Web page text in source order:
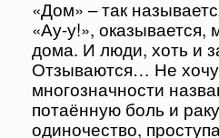
«Дом» – так
«Ау-у!», оказывается,
дома. И люди, хоть и
Отзываются… Не
многозначности
потаённую боль и
одиночество,